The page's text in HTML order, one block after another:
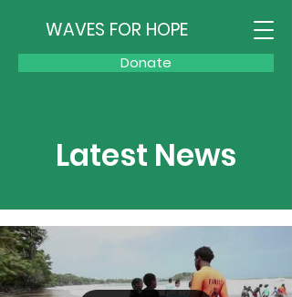
Donate
WAVES FOR HOPE
Latest News